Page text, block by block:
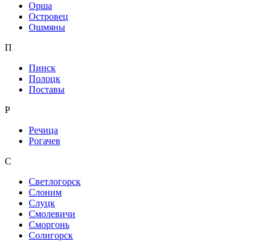
Орша
Островец
Ошмяны
П
Пинск
Полоцк
Поставы
Р
Речица
Рогачев
С
Светлогорск
Слоним
Слуцк
Смолевичи
Сморгонь
Солигорск